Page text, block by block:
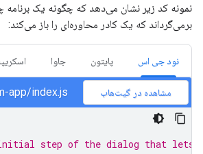
نمونه کد زیر نشان می‌دهد که چگونه یک
برمی‌گرداند که یک کادر محاوره‌ای را باز می‌کند:
نود جی اس پایتون جاوا
app/index.js مشاهده در گیت‌هاب
step of the dialog that lets